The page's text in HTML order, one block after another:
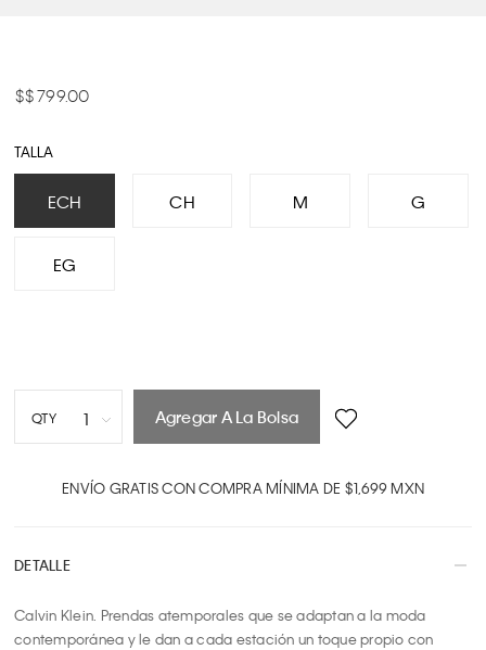
$ 799.00
TALLA
ECH CH M G
EG
QTY 1
5
7
Agregar A La Bolsa
ENVÍO GRATIS CON COMPRA MÍNIMA DE $1,699 MXN
DETALLE
Calvin Klein. Prendas atemporales que se adaptan a la moda
contemporánea y le dan a cada estación un toque propio con